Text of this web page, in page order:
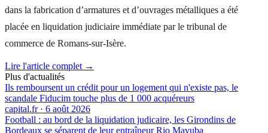
dans la fabrication d’armatures et d’ouvrages métalliques a été
placée en liquidation judiciaire immédiate par le tribunal de
commerce de Romans-sur-Isère.
Lire l'article complet →
Plus d'actualités
Ils remboursent un crédit pour un logement qui n'existe pas, le
scandale Fiducim touche plus de 1 000 acquéreurs
capital.fr· 6 août 2026
Football : au bord de la liquidation judicaire, les Girondins de
Bordeaux se séparent de leur entraîneur Rio Mavuba